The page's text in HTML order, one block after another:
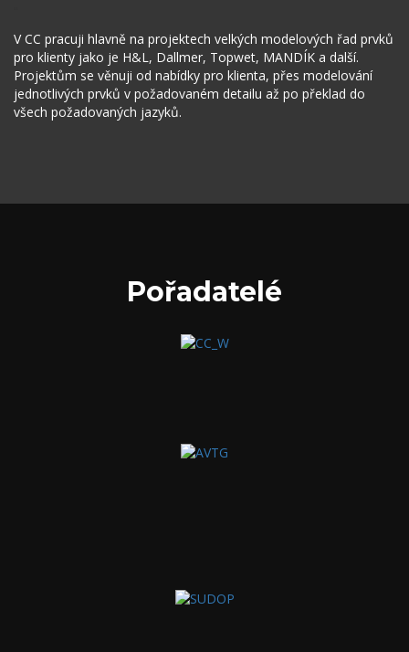
V CC pracuji hlavně na projektech velkých modelových řad prvků
pro klienty jako je H&L, Dallmer, Topwet, MANDÍK a další.
Projektům se věnuji od nabídky pro klienta, přes modelování
jednotlivých prvků v požadovaném detailu až po překlad do
všech požadovaných jazyků.
Pořadatelé